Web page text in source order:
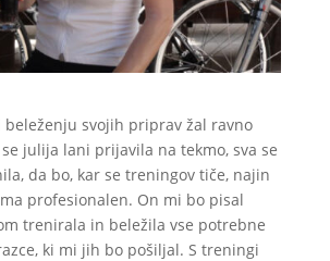
svojih priprav žal ravno
julija lani prijavila na tekmo, sva se
da bo, kar se treningov tiče, najin
profesionalen. On mi bo pisal
trenirala in beležila vse potrebne
ki mi jih bo pošiljal. S treningi